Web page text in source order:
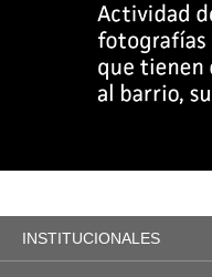
INSTITUCIONALES